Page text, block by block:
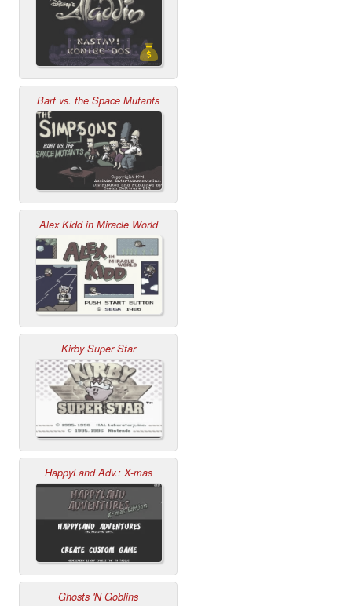
Bart vs. the Space Mutants
Alex Kidd in Miracle World
Kirby Super Star
HappyLand Adv.: X-mas
Ghosts 'N Goblins